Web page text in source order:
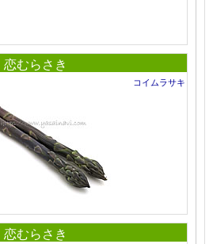
恋むらさき
コイムラサキ
恋むらさき